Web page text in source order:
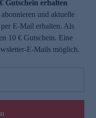
Gutschein erhalten
und aktuelle
E-Mail erhalten. Als
10 € Gutschein. Eine
E-Mails möglich.